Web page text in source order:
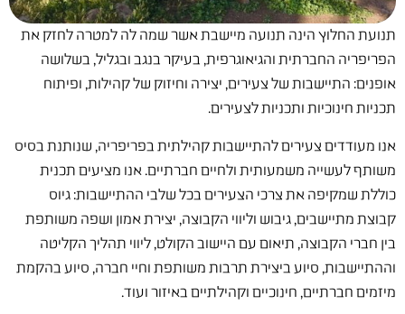
תנועת החלוץ הינה תנועה מיישבת אשר שמה לה למטרה לחזק את
הפריפריה החברתית והגיאוגרפית, בעיקר בנגב ובגליל, בשלושה
אופנים: התיישבות של צעירים, יצירה וחיזוק של קהילות, ופיתוח
תכניות חינוכיות ותכניות לצעירים.
אנו מעודדים צעירים להתיישבות קהילתית בפריפריה, שנותנת בסיס
משותף לעשייה משמעותית ולחיים חברתיים. אנו מציעים תכנית
כוללת שמקיפה את צרכי הצעירים בכל שלבי ההתיישבות: גיוס
קבוצת מתיישבים, גיבוש וליווי הקבוצה, יצירת אמון ושפה משותפת
בין חברי הקבוצה, תיאום עם היישוב הקולט, ליווי תהליך הקליטה
וההתיישבות, סיוע ביצירת תרבות משותפת וחיי חברה, סיוע בהקמת
מיזמים חברתיים, חינוכיים וקהילתיים באיזור ועוד.